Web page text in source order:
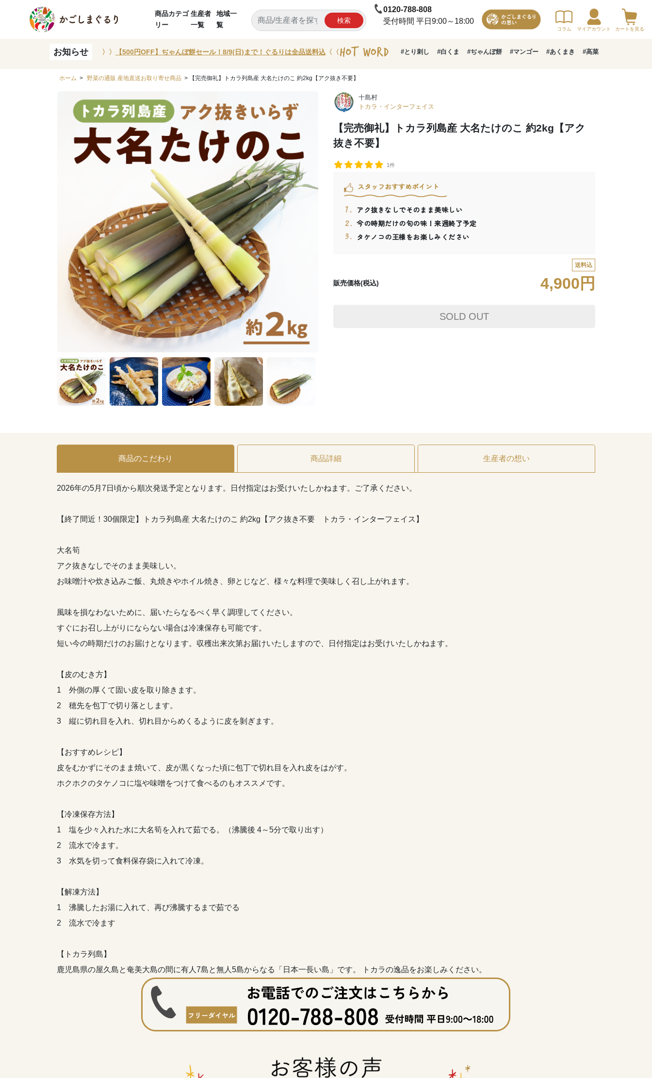
商品カテゴ
リー
生産者
一覧
地域一
覧
検索
0120-788-808
受付時間 平日9:00～18:00
コラム マイアカウント カートを見る
お知らせ 〉〉 【500円OFF】ぢゃんぼ餅セール！8/9(日)まで！ぐるりは全品送料込 〈〈 #とり刺し #白くま #ぢゃんぼ餅 #マンゴー #あくまき #高菜
ホーム > 野菜の通販 産地直送お取り寄せ商品 > 【完売御礼】トカラ列島産 大名たけのこ 約2kg【アク抜き不要】
十島村
トカラ・インターフェイス
【完売御礼】トカラ列島産 大名たけのこ 約2kg【アク
抜き不要】
1件
スタッフおすすめポイント
アク抜きなしでそのまま美味しい
今の時期だけの旬の味！来週終了予定
タケノコの王様をお楽しみください
送料込
販売価格(税込) 4,900円
SOLD OUT
商品のこだわり 商品詳細 生産者の想い
2026年の5月7日頃から順次発送予定となります。日付指定はお受けいたしかねます。ご了承ください。
【終了間近！30個限定】トカラ列島産 大名たけのこ 約2kg【アク抜き不要 トカラ・インターフェイス】
大名筍
アク抜きなしでそのまま美味しい。
お味噌汁や炊き込みご飯、丸焼きやホイル焼き、卵とじなど、様々な料理で美味しく召し上がれます。
風味を損なわないために、届いたらなるべく早く調理してください。
すぐにお召し上がりにならない場合は冷凍保存も可能です。
短い今の時期だけのお届けとなります。収穫出来次第お届けいたしますので、日付指定はお受けいたしかねます。
【皮のむき方】
1 外側の厚くて固い皮を取り除きます。
2 穂先を包丁で切り落とします。
3 縦に切れ目を入れ、切れ目からめくるように皮を剝ぎます。
【おすすめレシピ】
皮をむかずにそのまま焼いて、皮が黒くなった頃に包丁で切れ目を入れ皮をはがす。
ホクホクのタケノコに塩や味噌をつけて食べるのもオススメです。
【冷凍保存方法】
1 塩を少々入れた水に大名筍を入れて茹でる。（沸騰後 4～5分で取り出す）
2 流水で冷ます。
3 水気を切って食料保存袋に入れて冷凍。
【解凍方法】
1 沸騰したお湯に入れて、再び沸騰するまで茹でる
2 流水で冷ます
【トカラ列島】
鹿児島県の屋久島と奄美大島の間に有人7島と無人5島からなる「日本一長い島」です。 トカラの逸品をお楽しみください。